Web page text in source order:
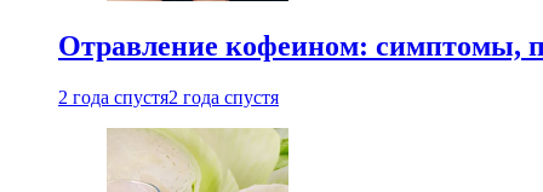
Отравление кофеином: симптомы,
2 года спустя2 года спустя